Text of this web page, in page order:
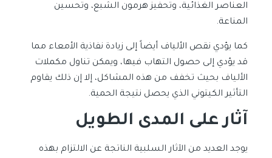
العناصر الغذائية، وتحفيز هرمون الشبع، وتحسين
المناعة.
كما يؤدي نقص الألياف أيضاً إلى زيادة نفاذية الأمعاء مما
قد يؤدي إلى حصول التهاب فيها، ويمكن تناول مكملات
الألياف بحيث تخفف من هذه المشاكل، إلا إن ذلك يقاوم
التأثير الكيتوني الذي يحصل نتيجة الحمية.
آثار على المدى الطويل
يوجد العديد من الآثار السلبية الناتجة عن الالتزام بهذه